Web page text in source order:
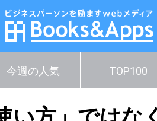
今週の人気 TOP100